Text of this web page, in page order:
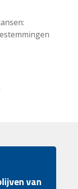
van